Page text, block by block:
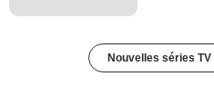
Nouvelles séries